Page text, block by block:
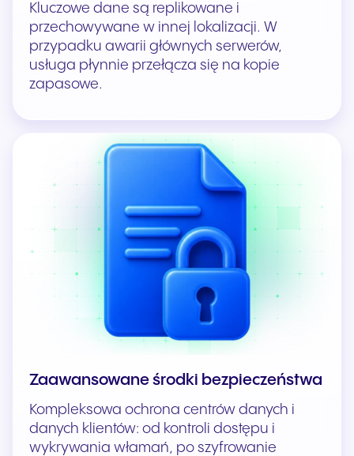
Kluczowe dane są replikowane i
przechowywane w innej lokalizacji. W
przypadku awarii głównych serwerów,
usługa płynnie przełącza się na kopie
zapasowe.
Zaawansowane środki bezpieczeństwa
Kompleksowa ochrona centrów danych i
danych klientów: od kontroli dostępu i
wykrywania włamań, po szyfrowanie